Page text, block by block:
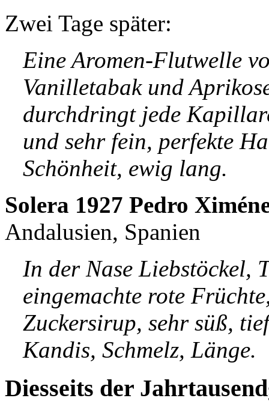
Zwei Tage später:
Eine Aromen-Flutwelle
Vanilletabak und
durchdringt jede
und sehr fein, perfekte
Schönheit, ewig lang.
Solera 1927 Pedro
Andalusien, Spanien
In der Nase Liebstöckel,
eingemachte rote
Zuckersirup, sehr süß,
Kandis, Schmelz, Länge.
Diesseits der